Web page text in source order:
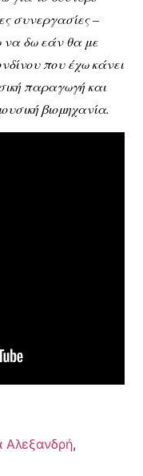
συνεργασίες –
να δω εάν θα με
που έχω κάνει
παραγωγή και
βιομηχανία.
Αλεξανδρή,